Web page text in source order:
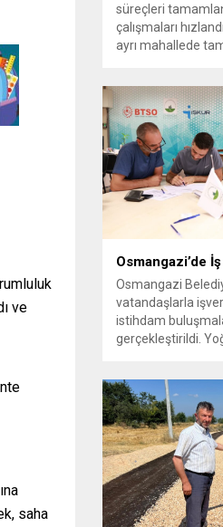
ve
saha
süreçleri
çalışmaları
ayrı mahallede
Belediyesi, ilçe
yeşil alan
vatandaşlara yeni
amacıyla
sürdürüyor....
Osmangazi’de
Osmangazi
vatandaşlarla
istihdam
gerçekleştirildi.
değerlendirmelerin
Osmangazi
ve Sanayi Odası
birliğiyle yıl
buluşmaları